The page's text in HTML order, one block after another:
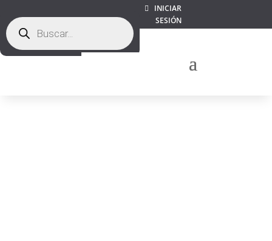
Búsqueda
de
productos
INICIAR
SESIÓN